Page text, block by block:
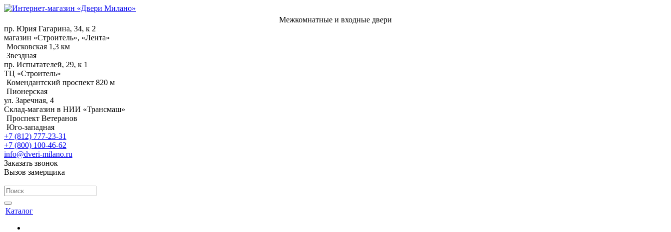
Межкомнатные и входные двери
пр. Юрия Гагарина, 34, к 2
магазин «Строитель», «Лента»
Московская 1,3 км
Звездная
пр. Испытателей, 29, к 1
ТЦ «Строитель»
Комендантский проспект 820 м
Пионерская
ул. Заречная, 4
Склад-магазин в НИИ «Трансмаш»
Проспект Ветеранов
Юго-западная
+7 (812) 777-23-31
+7 (800) 100-46-62
info@dveri-milano.ru
Заказать звонок
Вызов замерщика
Каталог